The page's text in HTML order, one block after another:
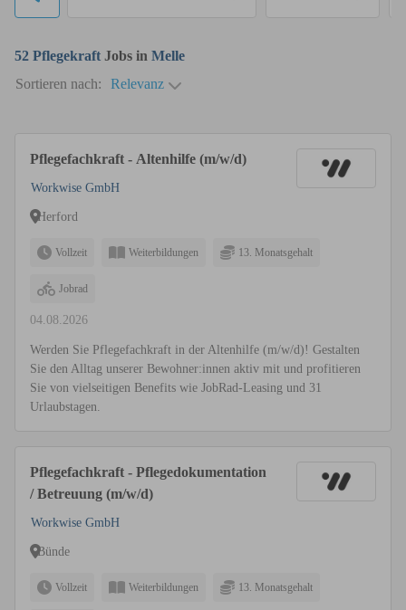
52 Pflegekraft Jobs in Melle
Sortieren nach:
Relevanz
Pflegefachkraft - Altenhilfe (m/w/d)
Workwise GmbH
Herford
Vollzeit Weiterbildungen 13. Monatsgehalt
Jobrad
04.08.2026
Werden Sie Pflegefachkraft in der Altenhilfe (m/w/d)! Gestalten
Sie den Alltag unserer Bewohner:innen aktiv mit und profitieren
Sie von vielseitigen Benefits wie JobRad-Leasing und 31
Urlaubstagen.
Pflegefachkraft - Pflegedokumentation
/ Betreuung (m/w/d)
Workwise GmbH
Bünde
Vollzeit Weiterbildungen 13. Monatsgehalt